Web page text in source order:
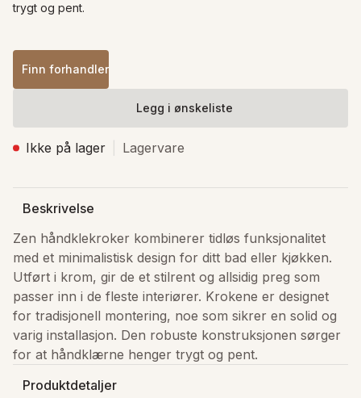
trygt og pent.
Finn forhandler
Legg i ønskeliste
Ikke på lager Lagervare
Beskrivelse
Zen håndklekroker kombinerer tidløs funksjonalitet
med et minimalistisk design for ditt bad eller kjøkken.
Utført i krom, gir de et stilrent og allsidig preg som
passer inn i de fleste interiører. Krokene er designet
for tradisjonell montering, noe som sikrer en solid og
varig installasjon. Den robuste konstruksjonen sørger
for at håndklærne henger trygt og pent.
Produktdetaljer